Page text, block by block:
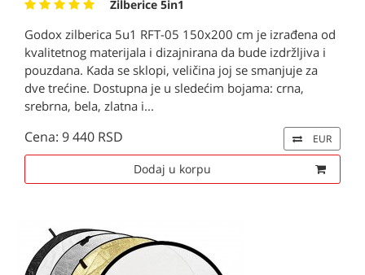
Zilberice 5in1
Godox zilberica 5u1 RFT-05 150x200 cm je izrađena od
kvalitetnog materijala i dizajnirana da bude izdržljiva i
pouzdana. Kada se sklopi, veličina joj se smanjuje za
dve trećine. Dostupna je u sledećim bojama: crna,
srebrna, bela, zlatna i...
Cena: 9 440 RSD EUR
Dodaj u korpu